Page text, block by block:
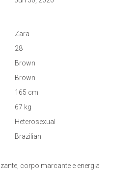
Zara
28
Brown
Brown
165 cm
67 kg
Heterosexual
Brazilian
corpo marcante e energia